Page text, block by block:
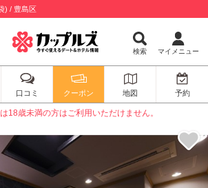
) / 豊島区
検索 マイメニュー
口コミ クーポン 地図 予約
18歳未満の方はご利用いただけません。